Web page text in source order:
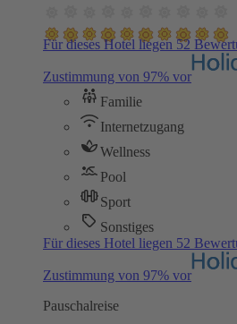
Für dieses Hotel liegen 52
Zustimmung von 97% vor
Familie
Internetzugang
Wellness
Pool
Sport
Sonstiges
Für dieses Hotel liegen 52
Zustimmung von 97% vor
Pauschalreise